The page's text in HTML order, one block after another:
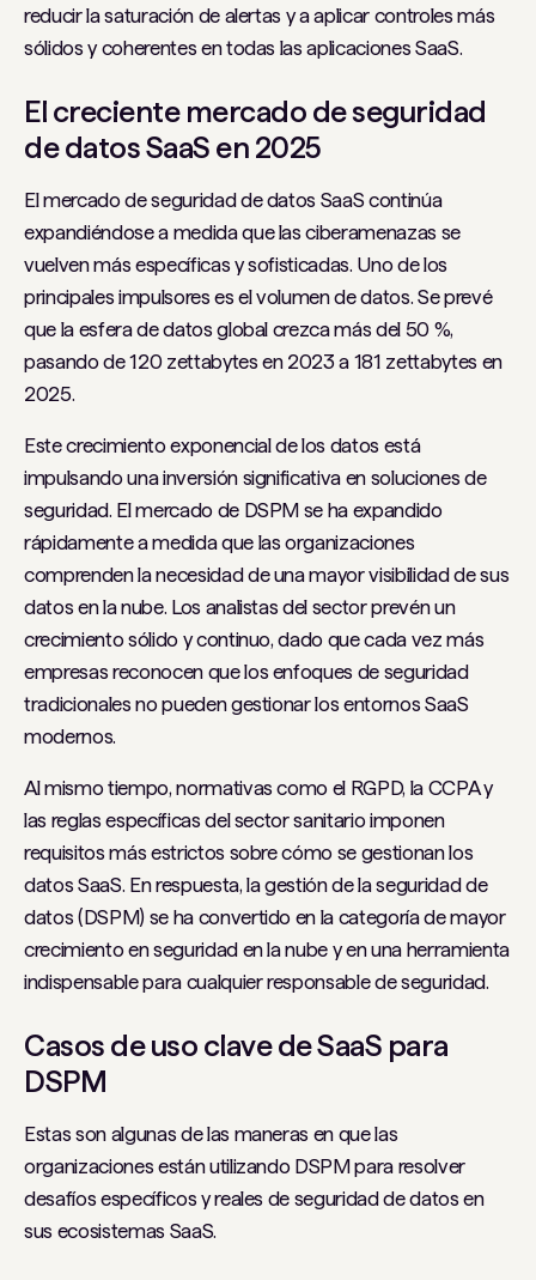
reducir la saturación de alertas y a aplicar controles más
sólidos y coherentes en todas las aplicaciones SaaS.
El creciente mercado de seguridad
de datos SaaS en 2025
El mercado de seguridad de datos SaaS continúa
expandiéndose a medida que las ciberamenazas se
vuelven más específicas y sofisticadas. Uno de los
principales impulsores es el volumen de datos. Se prevé
que la esfera de datos global crezca más del 50 %,
pasando de 120 zettabytes en 2023 a 181 zettabytes en
2025.
Este crecimiento exponencial de los datos está
impulsando una inversión significativa en soluciones de
seguridad. El mercado de DSPM se ha expandido
rápidamente a medida que las organizaciones
comprenden la necesidad de una mayor visibilidad de sus
datos en la nube. Los analistas del sector prevén un
crecimiento sólido y continuo, dado que cada vez más
empresas reconocen que los enfoques de seguridad
tradicionales no pueden gestionar los entornos SaaS
modernos.
Al mismo tiempo, normativas como el RGPD, la CCPA y
las reglas específicas del sector sanitario imponen
requisitos más estrictos sobre cómo se gestionan los
datos SaaS. En respuesta, la gestión de la seguridad de
datos (DSPM) se ha convertido en la categoría de mayor
crecimiento en seguridad en la nube y en una herramienta
indispensable para cualquier responsable de seguridad.
Casos de uso clave de SaaS para
DSPM
Estas son algunas de las maneras en que las
organizaciones están utilizando DSPM para resolver
desafíos específicos y reales de seguridad de datos en
sus ecosistemas SaaS.